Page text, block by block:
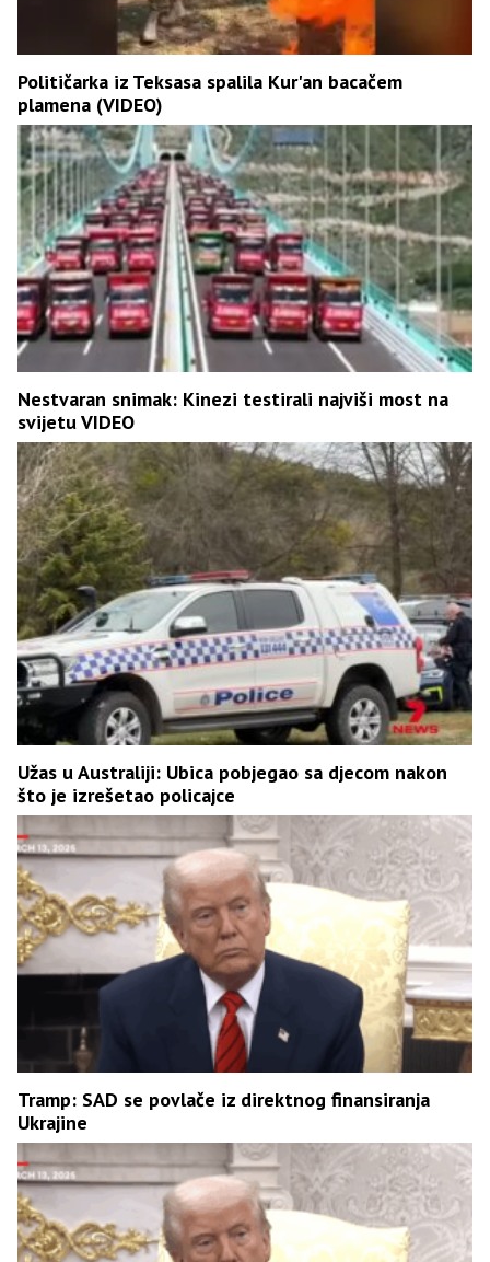
Političarka iz Teksasa spalila Kur'an bacačem
plamena (VIDEO)
Nestvaran snimak: Kinezi testirali najviši most na
svijetu VIDEO
Užas u Australiji: Ubica pobjegao sa djecom nakon
što je izrešetao policajce
Tramp: SAD se povlače iz direktnog finansiranja
Ukrajine